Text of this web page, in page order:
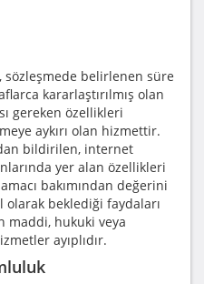
sözleşmede belirlenen süre
kararlaştırılmış olan
gereken özellikleri
aykırı olan hizmettir.
bildirilen, internet
yer alan özellikleri
bakımından değerini
beklediği faydaları
maddi, hukuki veya
ayıplıdır.